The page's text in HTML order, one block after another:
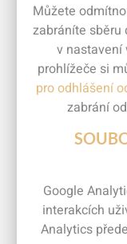
Můžete
zabráníte sběru
v nastavení
prohlížeče si
pro odhlášení
zabrání
Google
interakcích
Analytics